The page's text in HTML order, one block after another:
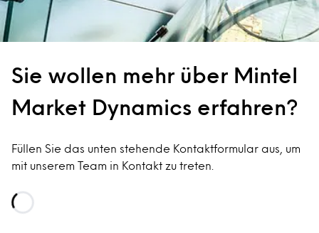
Sie wollen mehr über Mintel
Market Dynamics erfahren?
Füllen Sie das unten stehende Kontaktformular aus, um
mit unserem Team in Kontakt zu treten.